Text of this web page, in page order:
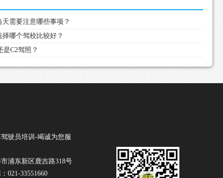
天需要注意哪些事项？
择哪个驾校比较好？
是C2驾照？
驾驶员培训-竭诚为您服
浦东新区鹿吉路318号
021-33551660